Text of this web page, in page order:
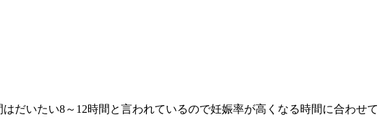
だいたい8～12時間と言われているので妊娠率が高くなる時間に合わせて